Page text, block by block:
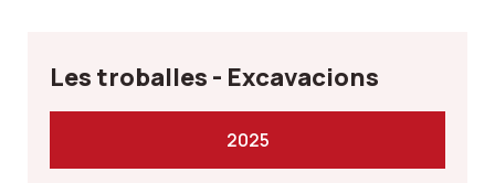
Les troballes - Excavacions
2025